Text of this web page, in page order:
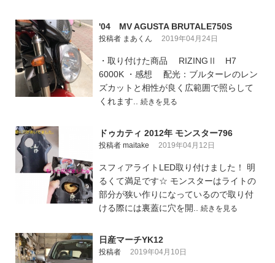
'04 MV AGUSTA BRUTALE750S
投稿者 まあくん 2019年04月24日
・取り付けた商品 RIZINGⅡ H7
6000K ・感想 配光：ブルターレのレン
ズカットと相性が良く広範囲で照らして
くれます.. 続きを見る
ドゥカティ 2012年 モンスター796
投稿者 maitake 2019年04月12日
スフィアライトLED取り付けました！ 明
るくて満足です☆ モンスターはライトの
部分が狭い作りになっているので取り付
ける際には裏蓋に穴を開.. 続きを見る
日産マーチYK12
投稿者 2019年04月10日